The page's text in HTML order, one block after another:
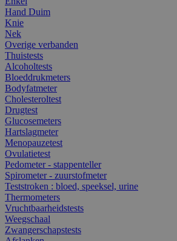
Hand Duim
Knie
Nek
Overige verbanden
Thuistests
Alcoholtests
Bloeddrukmeters
Bodyfatmeter
Cholesteroltest
Drugtest
Glucosemeters
Hartslagmeter
Menopauzetest
Ovulatietest
Pedometer - stappenteller
Spirometer - zuurstofmeter
Teststroken : bloed, speeksel, urine
Thermometers
Vruchtbaarheidstests
Weegschaal
Zwangerschapstests